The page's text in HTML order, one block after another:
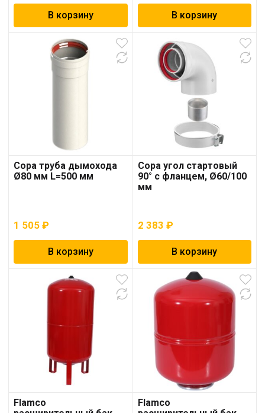
В корзину В корзину
Copa труба дымохода
Ø80 мм L=500 мм
1 505 ₽
В корзину
Copa угол стартовый
90° с фланцем, Ø60/100
мм
2 383 ₽
В корзину
Flamco
Flamco